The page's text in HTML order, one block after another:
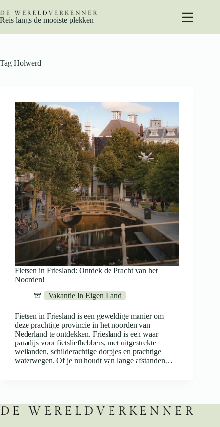
naar
de
Reis langs de mooiste plekken
Tag Holwerd
Fietsen in Friesland: Ontdek de Pracht van het
Noorden!
Vakantie In Eigen Land
Fietsen in Friesland is een geweldige manier om
deze prachtige provincie in het noorden van
Nederland te ontdekken. Friesland is een waar
paradijs voor fietsliefhebbers, met uitgestrekte
weilanden, schilderachtige dorpjes en prachtige
waterwegen. Of je nu houdt van lange afstanden…